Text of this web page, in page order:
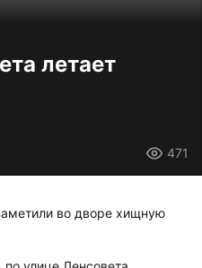
летает
471
во дворе хищную